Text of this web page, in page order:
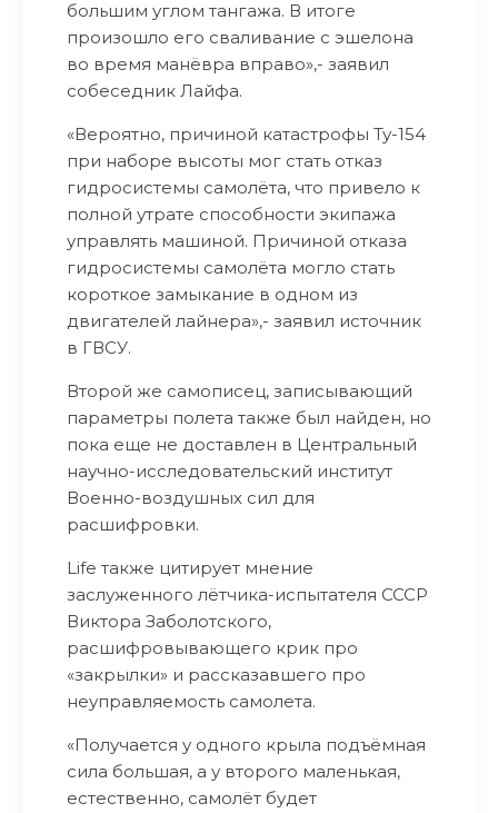
большим углом тангажа. В итоге
произошло его сваливание с эшелона
во время манёвра вправо»,- заявил
собеседник Лайфа.
«Вероятно, причиной катастрофы Ту-154
при наборе высоты мог стать отказ
гидросистемы самолёта, что привело к
полной утрате способности экипажа
управлять машиной. Причиной отказа
гидросистемы самолёта могло стать
короткое замыкание в одном из
двигателей лайнера»,- заявил источник
в ГВСУ.
Второй же самописец, записывающий
параметры полета также был найден, но
пока еще не доставлен в Центральный
научно-исследовательский институт
Военно-воздушных сил для
расшифровки.
Life также цитирует мнение
заслуженного лётчика-испытателя СССР
Виктора Заболотского,
расшифровывающего крик про
«закрылки» и рассказавшего про
неуправляемость самолета.
«Получается у одного крыла подъёмная
сила большая, а у второго маленькая,
естественно, самолёт будет